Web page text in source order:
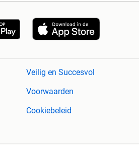
Veilig en Succesvol
Voorwaarden
Cookiebeleid